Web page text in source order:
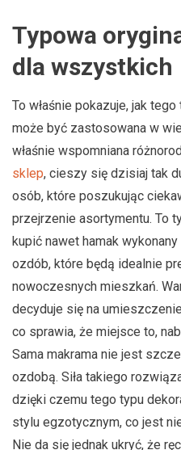
Typowa
dla wszystkich
To właśnie pokazuje, jak
może być zastosowana w
właśnie wspomniana
sklep, cieszy się dzisiaj tak
osób, które poszukując
przejrzenie asortymentu. To
kupić nawet hamak
ozdób, które będą idealnie
nowoczesnych mieszkań.
decyduje się na
co sprawia, że miejsce to,
Sama makrama nie jest
ozdobą. Siła takiego
dzięki czemu tego typu
stylu egzotycznym, co jest
Nie da się jednak ukryć, że